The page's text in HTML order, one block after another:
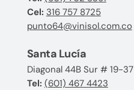
Cel: 316 757 8725
punto64@vinisol.com.co
Santa Lucía
Diagonal 44B Sur # 19-37
Tel: (601) 467 4423